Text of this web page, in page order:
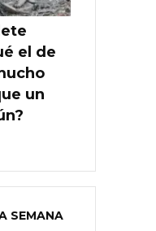
el de
un
SEMANA